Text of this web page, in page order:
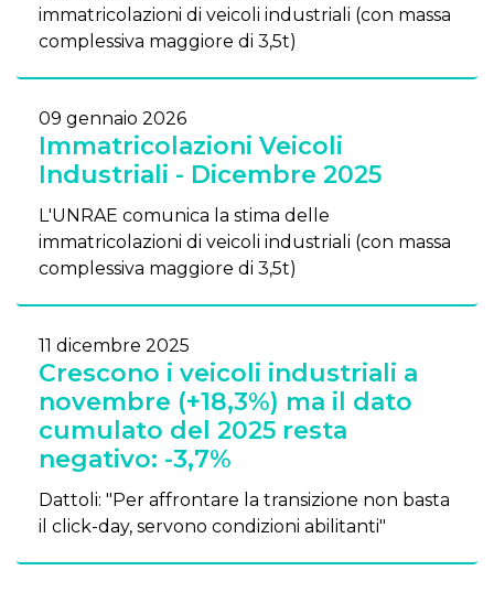
immatricolazioni di veicoli industriali (con massa
complessiva maggiore di 3,5t)
09 gennaio 2026
Immatricolazioni Veicoli
Industriali - Dicembre 2025
L'UNRAE comunica la stima delle
immatricolazioni di veicoli industriali (con massa
complessiva maggiore di 3,5t)
11 dicembre 2025
Crescono i veicoli industriali a
novembre (+18,3%) ma il dato
cumulato del 2025 resta
negativo: -3,7%
Dattoli: "Per affrontare la transizione non basta
il click-day, servono condizioni abilitanti"